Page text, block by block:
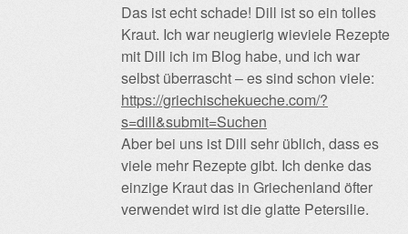
Das ist echt schade! Dill ist so ein tolles
Kraut. Ich war neugierig wieviele Rezepte
mit Dill ich im Blog habe, und ich war
selbst überrascht – es sind schon viele:
https://griechischekueche.com/?
s=dill&submit=Suchen
Aber bei uns ist Dill sehr üblich, dass es
viele mehr Rezepte gibt. Ich denke das
einzige Kraut das in Griechenland öfter
verwendet wird ist die glatte Petersilie.